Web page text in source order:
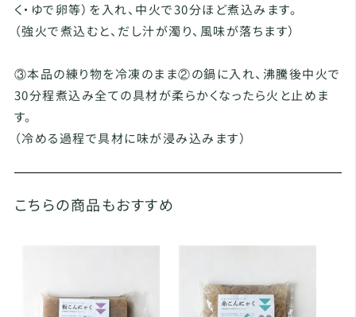
く・ゆで卵等）を入れ、中火で30分ほど煮込みます。
（強火で煮込むと、だし汁が濁り、風味が落ちます）
③本品の練り物を冷凍のまま②の鍋に入れ、沸騰後中火で
30分程煮込み全ての具材が柔らかくなったら火と止めま
す。
（冷める過程で具材に味が浸み込みます）
こちらの商品もおすすめ